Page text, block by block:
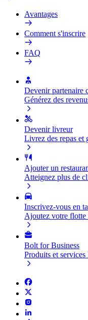
Avantages
Comment s'inscrire
FAQ
Devenir partenaire
Générez des
Devenir livreur
Livrez des repas et
Ajouter un
Atteignez plus de
Inscrivez-vous en
Ajoutez votre flotte
Bolt for Business
Produits et